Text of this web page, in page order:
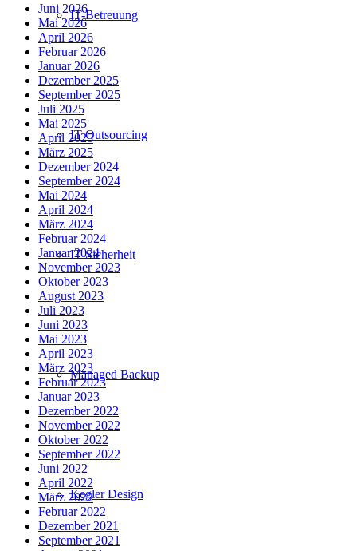
IT-Betreuung
IT Outsourcing
IT-Sicherheit
Managed Backup
Kegler Design
Juni 2026
Mai 2026
April 2026
Februar 2026
Januar 2026
Dezember 2025
September 2025
Juli 2025
Mai 2025
April 2025
März 2025
Dezember 2024
September 2024
Mai 2024
April 2024
März 2024
Februar 2024
Januar 2024
November 2023
Oktober 2023
August 2023
Juli 2023
Juni 2023
Mai 2023
April 2023
März 2023
Februar 2023
Januar 2023
Dezember 2022
November 2022
Oktober 2022
September 2022
Juni 2022
April 2022
März 2022
Februar 2022
Dezember 2021
September 2021